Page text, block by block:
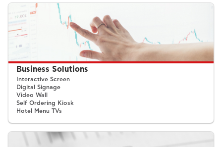
Business Solutions
Interactive Screen
Digital Signage
Video Wall
Self Ordering Kiosk
Hotel Menu TVs